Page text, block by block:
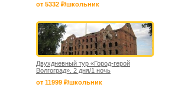
от 5332 ₽/школьник
Двухдневный тур «Город-герой
Волгоград». 2 дня/1 ночь
от 11999 ₽/школьник